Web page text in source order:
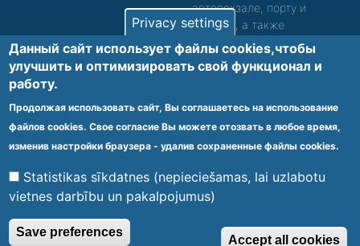
автовокзале, порту и
вокзале, а также
сопровождение. Просьба
звонить, чтобы уточнить
детали.
Обеспечиваем доступность среды для лиц с
функциональными нарушениями.
Footer
menu
Vietnes karte Noteikumi un privātuma politika
© 2020 Kūrorta Rehabilitācijas Centrs - Jaunķemeri. Visas tiesības
Privacy settings
Данный сайт использует файлы cookies,чтобы
улучшить и оптимизировать cвой функционал и
работу.
Продолжая использовать сайт, Вы соглашаетесь на использование
файлов cookies. Свое согласие Вы можете отозвать в любое время,
изменив настройки браузера - удалив сохраненные файлы cookies.
Statistikas sīkdatnes (nepieciešamas, lai uzlabotu
vietnes darbību un pakalpojumus)
Save preferences
Accept all cookies